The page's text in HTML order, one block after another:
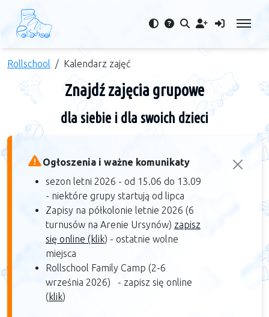
Rollschool Kalendarz zajęć
Znajdź zajęcia grupowe
dla siebie i dla swoich dzieci
Ogłoszenia i ważne komunikaty
sezon letni 2026 - od 15.06 do 13.09
- niektóre grupy startują od lipca
Zapisy na półkolonie letnie 2026 (6
turnusów na Arenie Ursynów) zapisz
się online (klik) - ostatnie wolne
miejsca
Rollschool Family Camp (2-6
września 2026) - zapisz się online
(klik)​